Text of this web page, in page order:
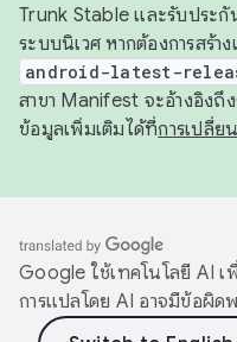
Trunk Stable และรับประ
ระบบนิเวศ หากต้องการสร้
android-latest-
สาขา Manifest จะอ้างอิงถึ
ข้อมูลเพิ่มเติมได้ที่การเปลี่ย
Google ใช้เทคโนโลยี AI
การแปลโดย AI อาจมีข้อผิด